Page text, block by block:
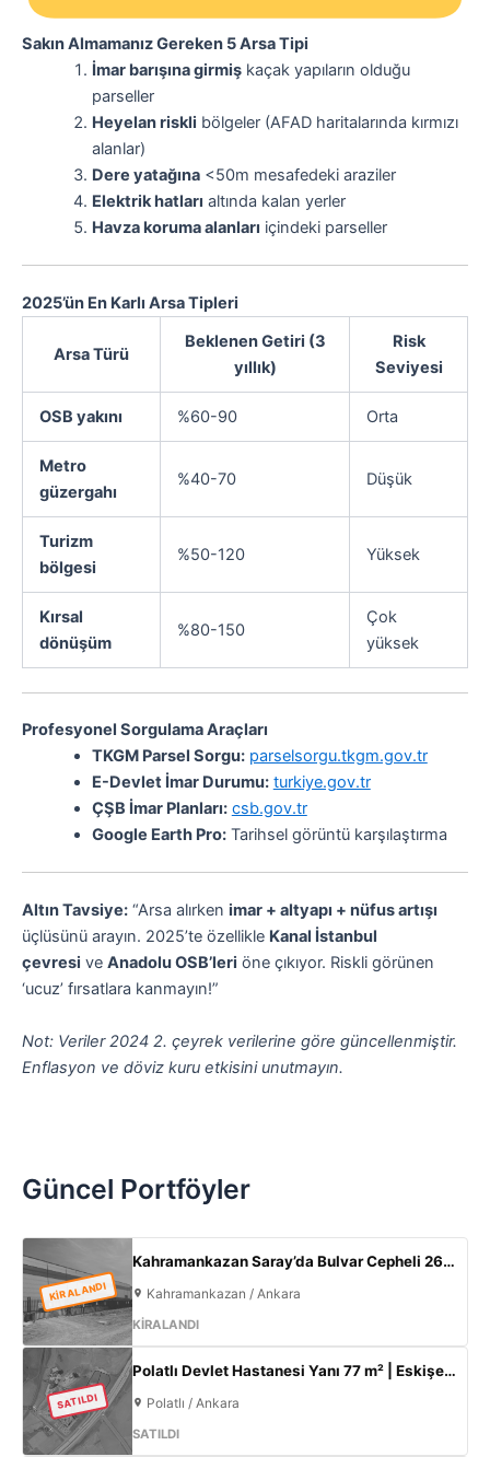
Sakın Almamanız Gereken 5 Arsa Tipi
İmar barışına girmişkaçak yapıların olduğu
parseller
Heyelan riskli bölgeler (AFAD haritalarında kırmızı
alanlar)
Dere yatağına<50m mesafedeki araziler
Elektrik hatları altında kalan yerler
Havza koruma alanları içindeki parseller
2025’ün En Karlı Arsa Tipleri
Arsa Türü
Beklenen Getiri (3
yıllık)
Risk
Seviyesi
OSB yakını %60-90 Orta
Metro
güzergahı
%40-70 Düşük
Turizm
bölgesi
%50-120 Yüksek
Kırsal
dönüşüm
%80-150
Çok
yüksek
Profesyonel Sorgulama Araçları
TKGM Parsel Sorgu: parselsorgu.tkgm.gov.tr
E-Devlet İmar Durumu: turkiye.gov.tr
ÇŞB İmar Planları: csb.gov.tr
Google Earth Pro:Tarihsel görüntü karşılaştırma
Altın Tavsiye: “Arsa alırken imar + altyapı + nüfus artışı
üçlüsünü arayın. 2025’te özellikle Kanal İstanbul
çevresi ve Anadolu OSB’leri öne çıkıyor. Riskli görünen
‘ucuz’ fırsatlara kanmayın!”
Not: Veriler 2024 2. çeyrek verilerine göre güncellenmiştir.
Enflasyon ve döviz kuru etkisini unutmayın.
Güncel Portföyler
KİRALANDI
Kahramankazan Saray’da Bulvar Cepheli 2600 m² Kiralık Fabrika | 400 KW Enerji | Ofisli Üretim Tesisi
Kahramankazan / Ankara
KİRALANDI
SATILDI
Polatlı Devlet Hastanesi Yanı 77 m² | Eskişehir Yolu Cepheli | Ticari+Konut İmarlı Arsa
Polatlı / Ankara
SATILDI